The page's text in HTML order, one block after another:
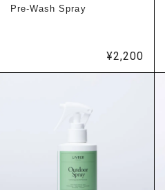
Pre-Wash Spray
¥2,200